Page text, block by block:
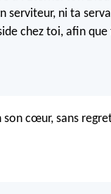
serviteur, ni ta
chez toi, afin
son cœur, sans